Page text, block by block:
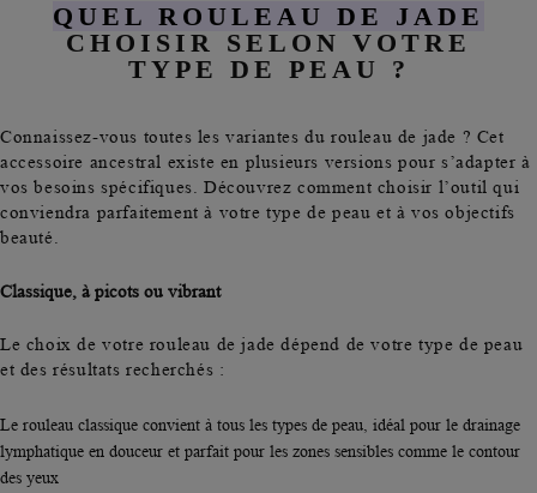
QUEL ROULEAU DE JADE
CHOISIR SELON VOTRE
TYPE DE PEAU ?
Connaissez-vous toutes les variantes du rouleau de jade ? Cet
accessoire ancestral existe en plusieurs versions pour s’adapter à
vos besoins spécifiques. Découvrez comment choisir l’outil qui
conviendra parfaitement à votre type de peau et à vos objectifs
beauté.
Classique, à picots ou vibrant
Le choix de votre rouleau de jade dépend de votre type de peau
et des résultats recherchés :
Le rouleau classique convient à tous les types de peau , idéal pour le drainage
lymphatique en douceur et parfait pour les zones sensibles comme le contour
des yeux